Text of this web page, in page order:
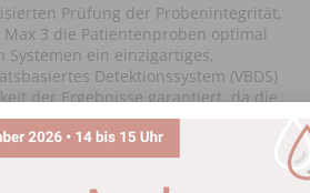
Prüfung der Probenintegrität,
Max 3 die Patientenproben optimal
Systemen ein einzigartiges,
Detektionssystem (VBDS)
der Ergebnisse garantiert, da die
Interferenzen beeinträchtigt
das Detektionssystem
bei der Detektion schwacher